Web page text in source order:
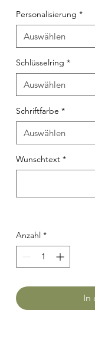
Personalisierung *
Auswählen
Schlüsselring *
Auswählen
Schriftfarbe *
Auswählen
Wunschtext *
Anzahl *
In